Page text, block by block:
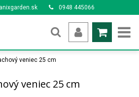
0948 445066
veniec 25 cm
veniec 25 cm